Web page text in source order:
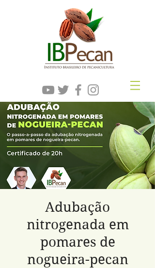
Adubação
nitrogenada em
pomares de
nogueira-pecan